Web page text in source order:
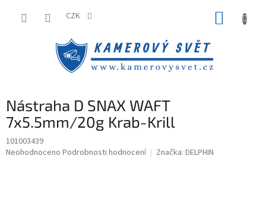
CZK
Nástraha D SNAX WAFT
7x5.5mm/20g Krab-Krill
101003439
Průměrné
Neohodnoceno Podrobnosti hodnocení Značka: DELPHIN